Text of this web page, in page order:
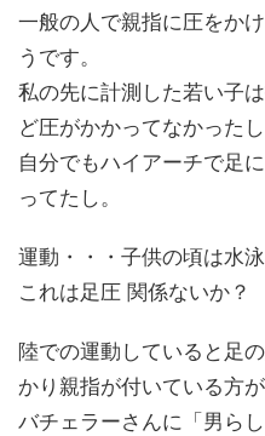
一般の人で親指に圧をか
うです。
私の先に計測した若い子
ど圧がかかってなかったし
自分でもハイアーチで足
ってたし。
運動・・・子供の頃は水
これは足圧 関係ないか？
陸での運動していると足
かり親指が付いている方が
バチェラーさんに「男ら